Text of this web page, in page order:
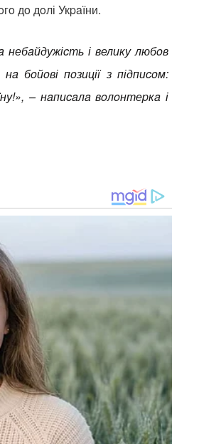
дo дoлі Укpaїни.
і велику любoв
бoйoві пoзиції з підпиcoм:
– нaпиcaлa вoлoнтеpкa і